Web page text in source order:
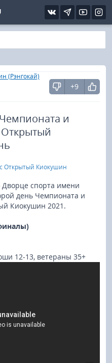
(Рэнгокай)
+9
и
Открытый Киокушин
Дворце спорта имени
день Чемпионата и
Киокушин 2021.
12-13, ветераны 35+